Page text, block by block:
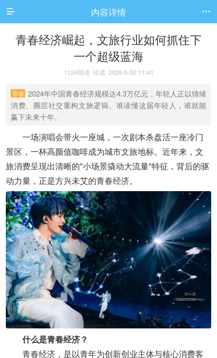
 内容详情 
青春经济崛起，文旅行业如何抓住下
一个超级蓝海
1124阅读 论道 2026-5-30 11:41
导读 2024年中国青春经济规模达4.3万亿元，年轻人正以情绪
消费、圈层社交重构文旅逻辑。谁读懂这届年轻人，谁就能
赢下未来十年。
一场演唱会带火一座城，一次剧本杀盘活一座冷门
景区，一杯高颜值咖啡成为城市文旅地标。近年来，文
旅消费呈现出清晰的"小场景撬动大流量"特征，背后的驱
动力量，正是方兴未艾的青春经济。
什么是青春经济？
青春经济，是以青年为创新创业主体与核心消费客